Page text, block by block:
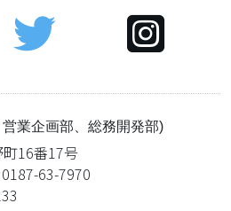
業企画部、総務開発部)
16番17号
63-7970